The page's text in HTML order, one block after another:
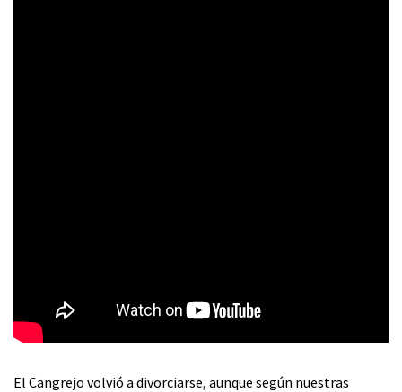
El Cangrejo volvió a divorciarse, aunque según nuestras